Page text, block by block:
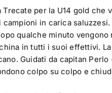
per la U14 gold che
in carica saluzzesi.
qualche minuto
in tutti i suoi effettivi.
Guidati da capitan Perlo
colpo su colpo e